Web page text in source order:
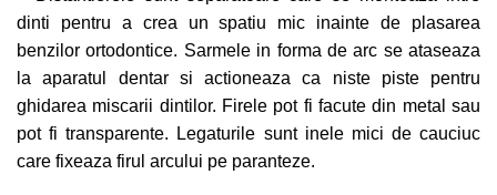
dinti pentru a crea un spatiu mic inainte de plasarea
benzilor ortodontice. Sarmele in forma de arc se ataseaza
la aparatul dentar si actioneaza ca niste piste pentru
ghidarea miscarii dintilor. Firele pot fi facute din metal sau
pot fi transparente. Legaturile sunt inele mici de cauciuc
care fixeaza firul arcului pe paranteze.